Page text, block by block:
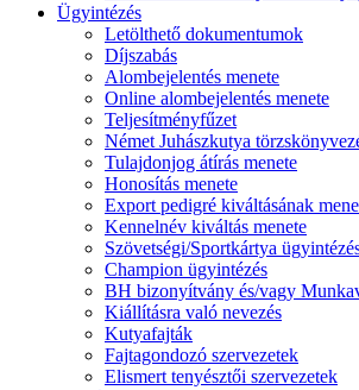
Ügyintézés
Letölthető dokumentumok
Díjszabás
Alombejelentés menete
Online alombejelentés menete
Teljesítményfűzet
Német Juhászkutya
Tulajdonjog átírás menete
Honosítás menete
Export pedigré kiváltásának
Kennelnév kiváltás menete
Szövetségi/Sportkártya
Champion ügyintézés
BH bizonyítvány és/vagy
Kiállításra való nevezés
Kutyafajták
Fajtagondozó szervezetek
Elismert tenyésztői szervezetek